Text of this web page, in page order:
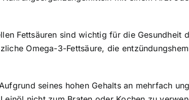
Fettsäuren sind wichtig für die Gesundheit
Omega-3-Fettsäure, die
seines hohen Gehalts an mehrfach